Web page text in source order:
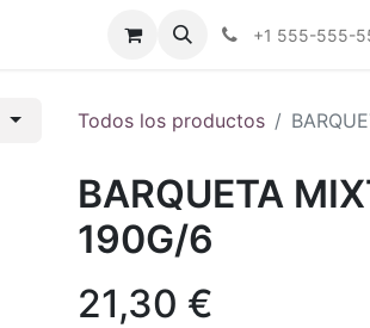
Blog Contáctenos
+1 555-555-
Todos los productos
BARQUETA
190G/6
21,30 €